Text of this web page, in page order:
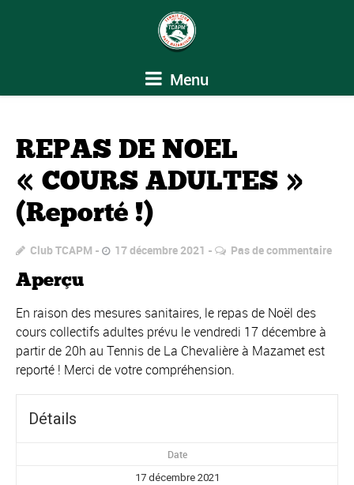
Menu
REPAS DE NOEL
« COURS ADULTES »
(Reporté !)
Club TCAPM 17 décembre 2021 Pas de commentaire
Aperçu
En raison des mesures sanitaires, le repas de Noël des
cours collectifs adultes prévu le vendredi 17 décembre à
partir de 20h au Tennis de La Chevalière à Mazamet est
reporté ! Merci de votre compréhension.
Détails
Date
17 décembre 2021